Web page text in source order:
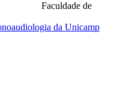
Faculdade de
da Unicamp